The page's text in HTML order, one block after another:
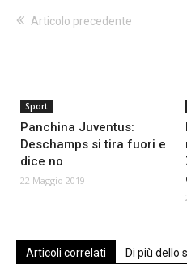
Articolo precedente
Sport
Panchina Juventus:
Deschamps si tira fuori e
dice no
22 Maggio 2019
Articoli correlati Di più dello